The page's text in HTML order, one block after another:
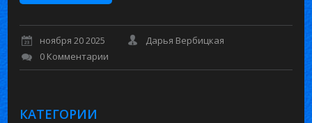
ноября 20 2025
Дарья Вербицкая
0 Комментарии
КАТЕГОРИИ